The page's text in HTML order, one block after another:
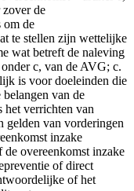
de
om de
te stellen zijn wettelijke
wat betreft de naleving
c, van de AVG; c.
is voor doeleinden die
van de
verrichten van
gelden van vorderingen
inzake
overeenkomst inzake
of direct
of het